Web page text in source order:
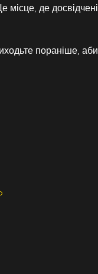
місце, де досвідчені
пораніше, аби